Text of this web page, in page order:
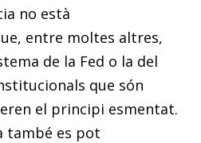
no està
entre moltes altres,
de la Fed o la del
que són
el principi esmentat.
també es pot